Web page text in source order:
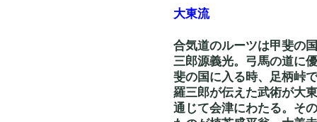
大東流
合気道のルーツは甲斐の
三郎源義光。弓馬の道に
斐の国に入る時、足柄峠
羅三郎が伝えた武術が大
通じて会津にわたる。そ